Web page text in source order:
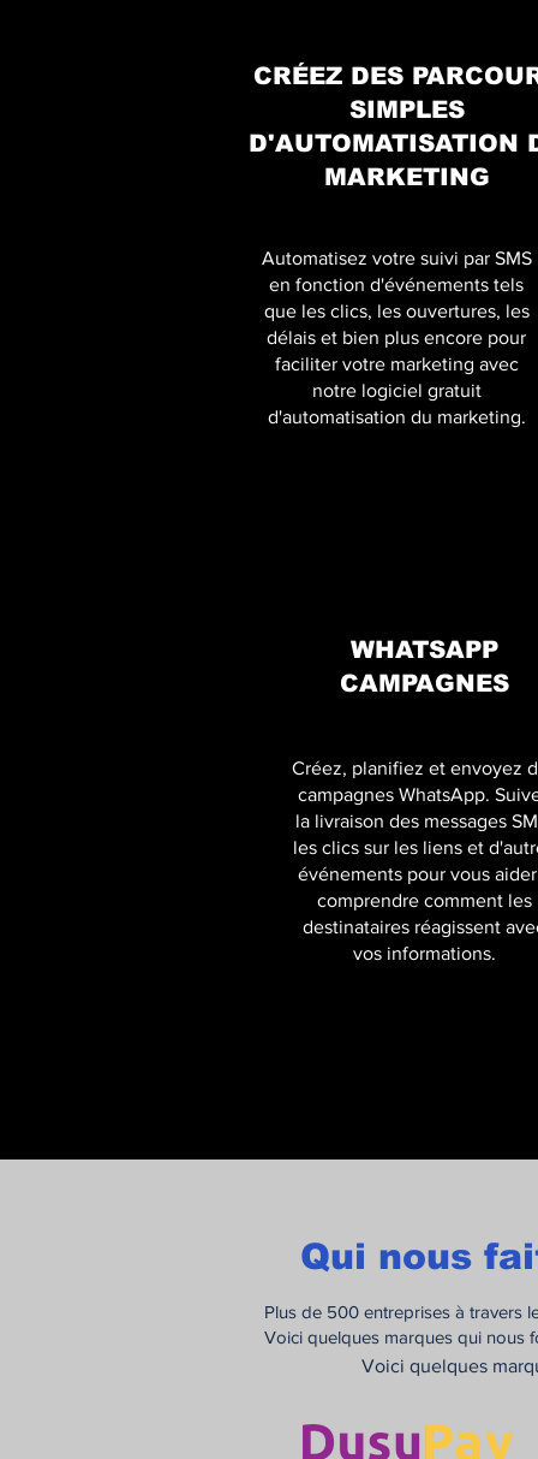
CRÉEZ DES
SIMPLES
D'AUTOMATISATION
MARKETING
Automatisez votre suivi par SMS
en fonction d'événements tels
que les clics, les ouvertures, les
délais et bien plus encore pour
faciliter votre marketing avec
notre logiciel gratuit
d'automatisation du marketing.
WHATSAPP
CAMPAGNES
Créez, planifiez et envoyez
campagnes WhatsApp.
la livraison des messages
les clics sur les liens et
événements pour vous
comprendre comment les
destinataires réagissent
vos informations.
Qui nous
Plus de 500 entreprises à travers
Voici quelques marques qui nous
Voici quelques